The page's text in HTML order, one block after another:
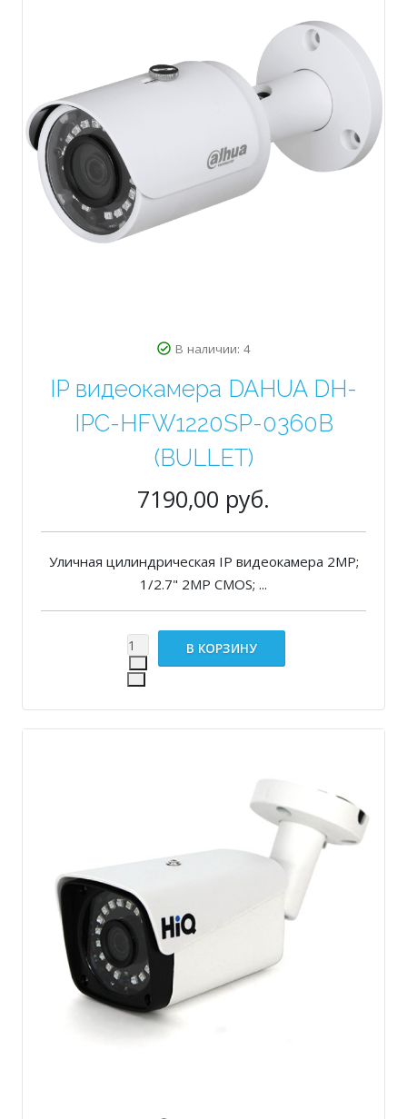
В наличии: 4
IP видеокамера DAHUA DH-
IPC-HFW1220SP-0360B
(BULLET)
7190,00 руб.
Уличная цилиндрическая IP видеокамера 2MP;
1/2.7" 2MP CMOS; ...